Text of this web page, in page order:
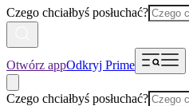
Czego chciałbyś posłuchać?
Otwórz appOdkryj Prime
Czego chciałbyś posłuchać?